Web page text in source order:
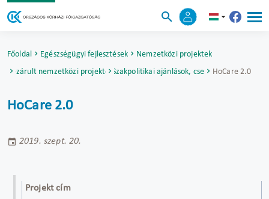
Főoldal Egészségügyi fejlesztések
Nemzetközi projektek
Lezárult nemzetközi projektekHoCare 2.0 - Szakpolitikai ajánlások, cselekvési tervek
HoCare 2.0
HoCare 2.0
2019. szept. 20.
Projekt cím